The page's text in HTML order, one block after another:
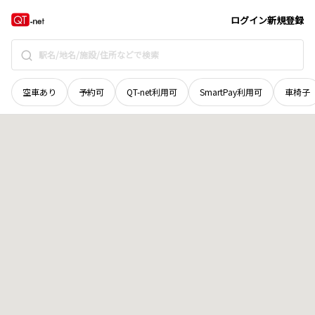
ログイン新規登録
空車あり 予約可 QT-net利用可 SmartPay利用可 車椅子
北海道